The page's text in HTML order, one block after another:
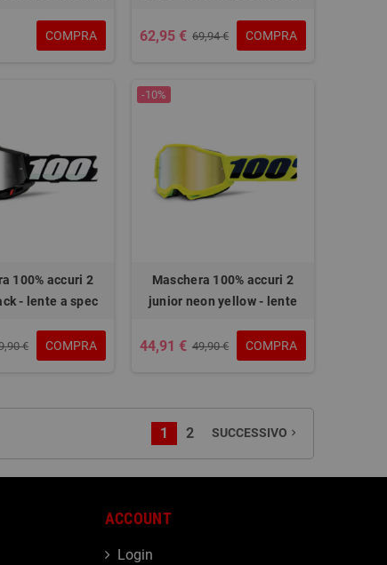
COMPRA 62,95 € 69,94 € COMPRA
100% accuri 2
- lente a spec
€ COMPRA
-10%
Maschera 100% accuri 2
junior neon yellow - lente
44,91 € 49,90 € COMPRA
1 2 SUCCESSIVO navigate_next
ACCOUNT
Login